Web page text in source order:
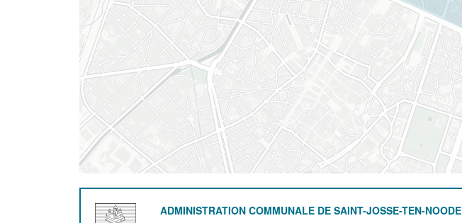
ADMINISTRATION COMMUNALE DE SAINT-JOSSE-TEN-NOODE